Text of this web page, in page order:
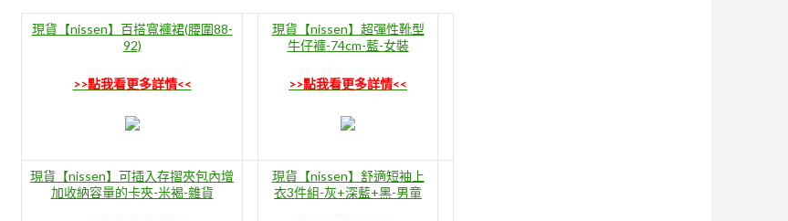
現貨【nissen】百搭寬褲裙(腰圍88-
92)
>>點我看更多詳情<<
現貨【nissen】超彈性靴型
牛仔褲-74cm-藍-女裝
>>點我看更多詳情<<
現貨【nissen】可插入存摺夾包內增
加收納容量的卡夾-米褐-雜貨
現貨【nissen】舒適短袖上
衣3件組-灰+深藍+黑-男童